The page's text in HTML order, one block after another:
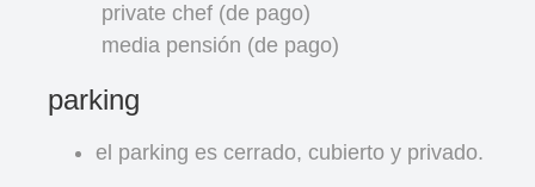
private chef (de pago)
media pensión (de pago)
parking
el parking es cerrado, cubierto y privado.